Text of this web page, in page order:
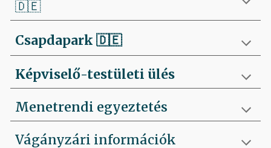
🇩🇪
Csapdapark 🇩🇪
Képviselő-testületi ülés
Menetrendi egyeztetés
Vágányzári információk